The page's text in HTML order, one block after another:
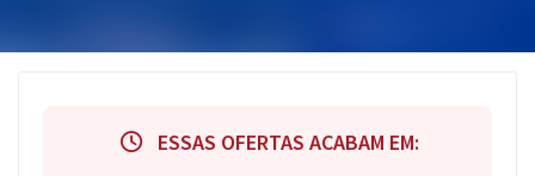
ESSAS OFERTAS ACABAM EM: